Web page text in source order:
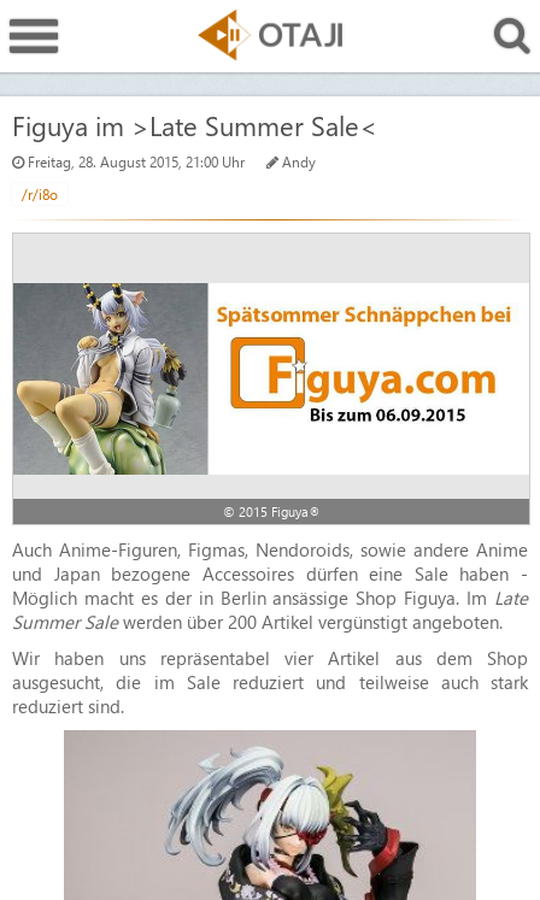
Figuya im >Late Summer Sale<
Freitag, 28. August 2015, 21:00 Uhr
Andy
/r/i8o
© 2015 Figuya®
Auch Anime-Figuren, Figmas, Nendoroids, sowie andere Anime
und Japan bezogene Accessoires dürfen eine Sale haben -
Möglich macht es der in Berlin ansässige Shop Figuya. Im Late
Summer Salewerden über 200 Artikel vergünstigt angeboten.
Wir haben uns repräsentabel vier Artikel aus dem Shop
ausgesucht, die im Sale reduziert und teilweise auch stark
reduziert sind.